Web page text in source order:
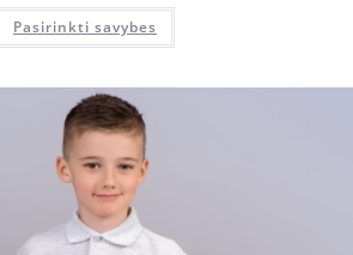
Pasirinkti savybes